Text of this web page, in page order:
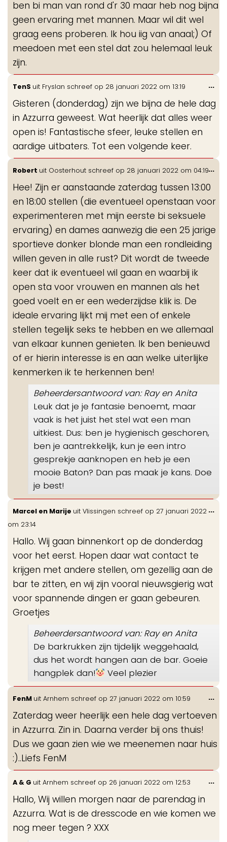
ben bi man van rond d'r 30 maar heb nog bijna
geen ervaring met mannen. Maar wil dit wel
graag eens proberen. Ik hou iig van anaal;) Of
meedoen met een stel dat zou helemaal leuk
zijn.
TenS uit Fryslan schreef op 28 januari 2022 om 13:19
Gisteren (donderdag) zijn we bijna de hele dag
in Azzurra geweest. Wat heerlijk dat alles weer
open is! Fantastische sfeer, leuke stellen en
aardige uitbaters. Tot een volgende keer.
...
Robert uit Oosterhout schreef op 28 januari 2022 om 04:19
Hee! Zijn er aanstaande zaterdag tussen 13:00
en 18:00 stellen (die eventueel openstaan voor
experimenteren met mijn eerste bi seksuele
ervaring) en dames aanwezig die een 25 jarige
sportieve donker blonde man een rondleiding
willen geven in alle rust? Dit wordt de tweede
keer dat ik eventueel wil gaan en waarbij ik
open sta voor vrouwen en mannen als het
goed voelt en er een wederzijdse klik is. De
ideale ervaring lijkt mij met een of enkele
stellen tegelijk seks te hebben en we allemaal
van elkaar kunnen genieten. Ik ben benieuwd
of er hierin interesse is en aan welke uiterlijke
kenmerken ik te herkennen ben!
Beheerdersantwoord van: Ray en Anita
Leuk dat je je fantasie benoemt, maar
vaak is het juist het stel wat een man
uitkiest. Dus: ben je hygienisch geschoren,
ben je aantrekkelijk, kun je een intro
gesprekje aanknopen en heb je een
mooie Baton? Dan pas maak je kans. Doe
je best!
...
Marcel en Marije uit Vlissingen schreef op 27 januari 2022
om 23:14
Hallo. Wij gaan binnenkort op de donderdag
voor het eerst. Hopen daar wat contact te
krijgen met andere stellen, om gezellig aan de
bar te zitten, en wij zijn vooral nieuwsgierig wat
voor spannende dingen er gaan gebeuren.
Groetjes
Beheerdersantwoord van: Ray en Anita
De barkrukken zijn tijdelijk weggehaald,
dus het wordt hangen aan de bar. Goeie
hangplek dan!
Veel plezier
...
FenM uit Arnhem schreef op 27 januari 2022 om 10:59
Zaterdag weer heerlijk een hele dag vertoeven
in Azzurra. Zin in. Daarna verder bij ons thuis!
Dus we gaan zien wie we meenemen naar huis
:)..Liefs FenM
...
A & G uit Arnhem schreef op 26 januari 2022 om 12:53
Hallo, Wij willen morgen naar de parendag in
Azzurra. Wat is de dresscode en wie komen we
nog meer tegen ? XXX
...